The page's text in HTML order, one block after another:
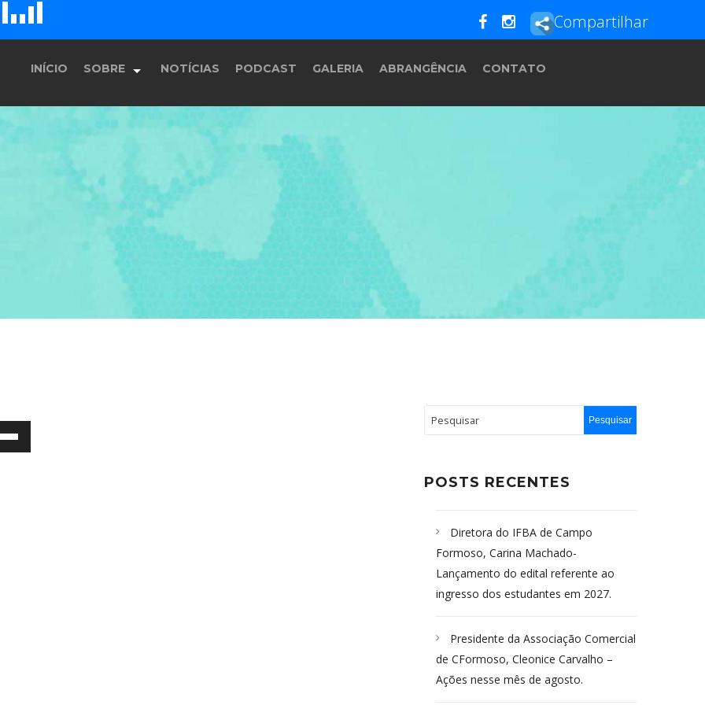
DE F G Compartilhar
INÍCIO SOBRE
História
Equipe
Programação
NOTÍCIAS PODCAST GALERIA ABRANGÊNCIA CONTATO
POSTS RECENTES
Diretora do IFBA de Campo
Formoso, Carina Machado-
Lançamento do edital referente ao
ingresso dos estudantes em 2027.
Presidente da Associação Comercial
de CFormoso, Cleonice Carvalho –
Ações nesse mês de agosto.